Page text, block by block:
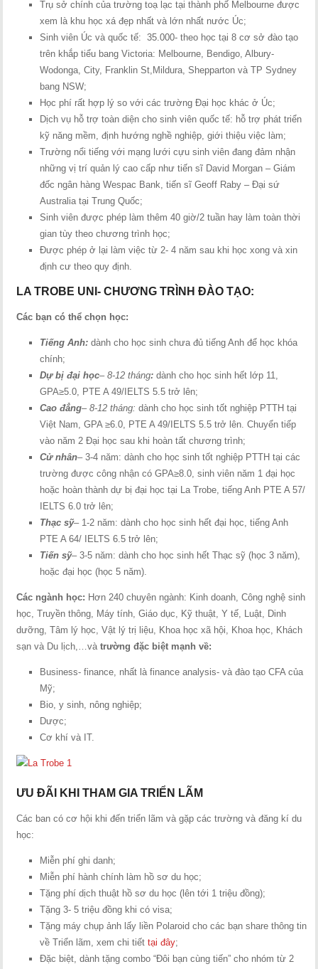
Trụ sở chính của trường toạ lạc tại thành phố Melbourne được
xem là khu học xá đẹp nhất và lớn nhất nước Úc;
Sinh viên Úc và quốc tế: 35.000- theo học tại 8 cơ sở đào tạo
trên khắp tiểu bang Victoria: Melbourne, Bendigo, Albury-
Wodonga, City, Franklin St,Mildura, Shepparton và TP Sydney
bang NSW;
Học phí rất hợp lý so với các trường Đại học khác ở Úc;
Dịch vụ hỗ trợ toàn diện cho sinh viên quốc tế: hỗ trợ phát triển
kỹ năng mềm, định hướng nghề nghiệp, giới thiệu việc làm;
Trường nổi tiếng với mạng lưới cựu sinh viên đang đảm nhận
những vị trí quản lý cao cấp như tiến sĩ David Morgan – Giám
đốc ngân hàng Wespac Bank, tiến sĩ Geoff Raby – Đại sứ
Australia tại Trung Quốc;
Sinh viên được phép làm thêm 40 giờ/2 tuần hay làm toàn thời
gian tùy theo chương trình học;
Được phép ở lại làm việc từ 2- 4 năm sau khi học xong và xin
định cư theo quy định.
LA TROBE UNI- CHƯƠNG TRÌNH ĐÀO TẠO:
Các bạn có thể chọn học:
Tiếng Anh: dành cho học sinh chưa đủ tiếng Anh để học khóa
chính;
Dự bị đại học– 8-12 tháng:dành cho học sinh hết lớp 11,
GPA≥5.0, PTE A 49/IELTS 5.5 trở lên;
Cao đẳng–8-12 tháng: dành cho học sinh tốt nghiệp PTTH tại
Việt Nam, GPA ≥6.0, PTE A 49/IELTS 5.5 trở lên. Chuyển tiếp
vào năm 2 Đại học sau khi hoàn tất chương trình;
Cử nhân– 3-4 năm: dành cho học sinh tốt nghiệp PTTH tại các
trường được công nhận có GPA≥8.0, sinh viên năm 1 đại học
hoặc hoàn thành dự bị đại học tại La Trobe, tiếng Anh PTE A 57/
IELTS 6.0 trở lên;
Thạc sỹ– 1-2 năm: dành cho học sinh hết đại học, tiếng Anh
PTE A 64/ IELTS 6.5 trở lên;
Tiến sỹ– 3-5 năm: dành cho học sinh hết Thạc sỹ (học 3 năm),
hoặc đại học (học 5 năm).
Các ngành học: Hơn 240 chuyên ngành: Kinh doanh, Công nghệ sinh
học, Truyền thông, Máy tính, Giáo dục, Kỹ thuật, Y tế, Luật, Dinh
dưỡng, Tâm lý học, Vật lý trị liệu, Khoa học xã hội, Khoa học, Khách
sạn và Du lịch,…vàtrường đặc biệt mạnh về:
Business- finance, nhất là finance analysis- và đào tạo CFA của
Mỹ;
Bio, y sinh, nông nghiệp;
Dược;
Cơ khí và IT.
ƯU ĐÃI KHI THAM GIA TRIỂN LÃM
Các ban có cơ hội khi đến triển lãm và gặp các trường và đăng kí du
học:
Miễn phí ghi danh;
Miễn phí hành chính làm hồ sơ du học;
Tặng phí dịch thuật hồ sơ du học (lên tới 1 triệu đồng);
Tặng 3- 5 triệu đồng khi có visa;
Tặng máy chụp ảnh lấy liền Polaroid cho các bạn share thông tin
về Triển lãm, xem chi tiếttại đây;
Đặc biệt, dành tặng combo “Đôi bạn cùng tiến” cho nhóm từ 2